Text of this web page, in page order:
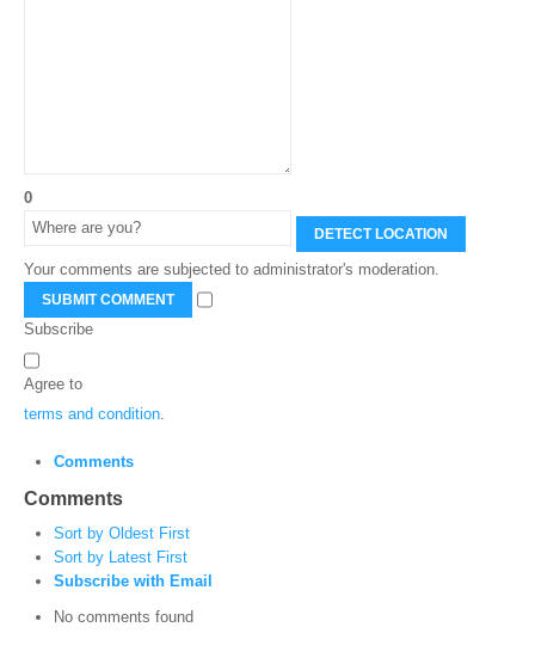
0
DETECT LOCATION
Your comments are subjected to administrator's moderation.
SUBMIT COMMENT
Subscribe
Agree to
terms and condition
Comments
Comments
Sort by Oldest First
Sort by Latest First
Subscribe with Email
No comments found